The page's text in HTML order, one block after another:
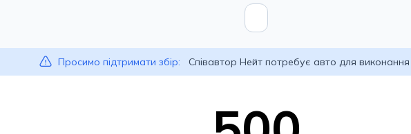
Просимо підтримати збір: Співавтор Нейт потребує авто для